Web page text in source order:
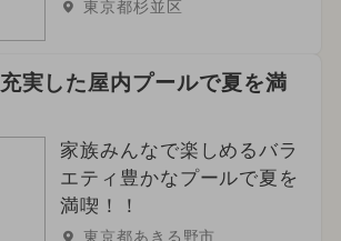
東京都杉並区
実した屋内プールで夏を満
家族みんなで楽しめるバラ
エティ豊かなプールで夏を
満喫！！
東京都あきる野市